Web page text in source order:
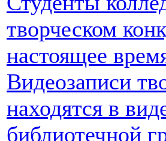
творческом
настоящее
Видеозаписи
находятся в
библиотечной